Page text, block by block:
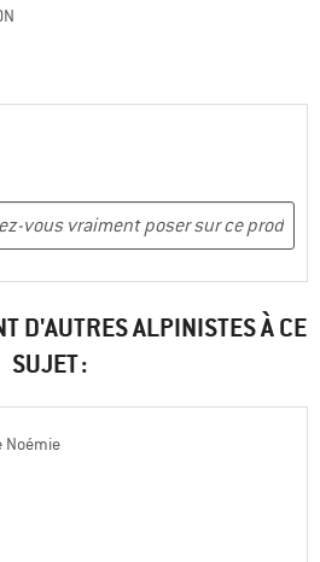
D'AUTRES ALPINISTES À CE
SUJET :
Noémie